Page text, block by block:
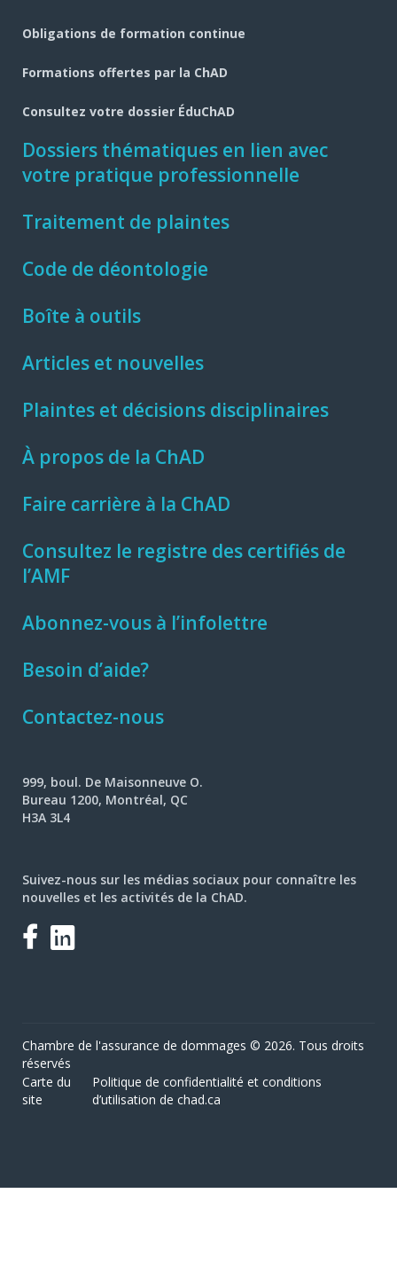
Obligations de formation continue
Formations offertes par la ChAD
Consultez votre dossier ÉduChAD
Dossiers thématiques en lien avec
votre pratique professionnelle
Traitement de plaintes
Code de déontologie
Boîte à outils
Articles et nouvelles
Plaintes et décisions disciplinaires
À propos de la ChAD
Faire carrière à la ChAD
Consultez le registre des certifiés de
l’AMF
Abonnez-vous à l’infolettre
Besoin d’aide?
Contactez-nous
999, boul. De Maisonneuve O.
Bureau 1200, Montréal, QC
H3A 3L4
Suivez-nous sur les médias sociaux pour connaître les
nouvelles et les activités de la ChAD.
Facebook
LinkedIn
Chambre de l'assurance de dommages © 2026. Tous droits
réservés
Carte du
site
Politique de confidentialité et conditions
d’utilisation de chad.ca